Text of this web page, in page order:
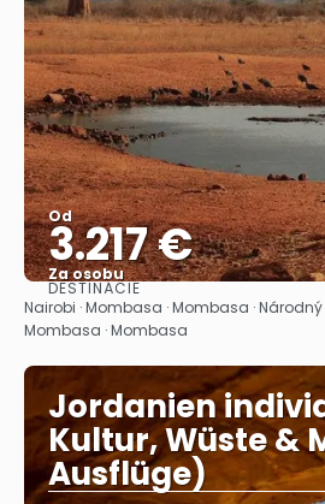
Od
3.217 €
Za osobu
Pozrieť sa
DESTINÁCIE
Nairobi · Mombasa · Mombasa ·
Mombasa · Mombasa
Jordanien
Kultur, Wüste &
Ausflüge)